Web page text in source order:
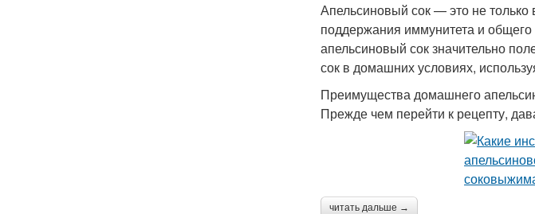
Апельсиновый сок — это не только
поддержания иммунитета и
апельсиновый сок значительно
сок в домашних условиях,
Преимущества домашнего
Прежде чем перейти к рецепту,
читать дальше →